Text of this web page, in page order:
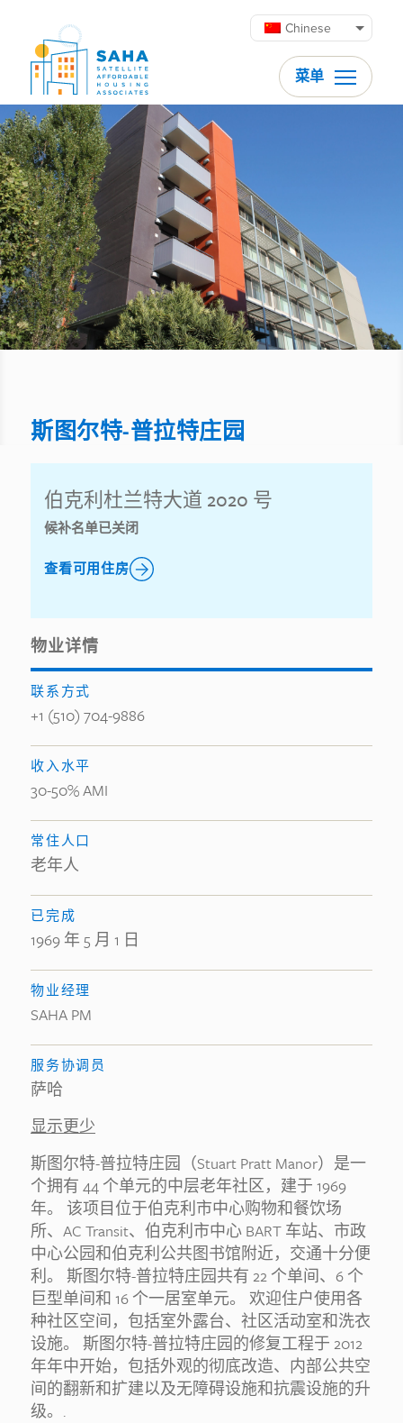
Chinese
菜单
斯图尔特-普拉特庄园
伯克利杜兰特大道 2020 号
候补名单已关闭
查看可用住房
物业详情
联系方式
+1 (510) 704-9886
收入水平
30-50% AMI
常住人口
老年人
已完成
1969 年 5 月 1 日
物业经理
SAHA PM
服务协调员
萨哈
显示更少
斯图尔特-普拉特庄园（Stuart Pratt Manor）是一
个拥有 44 个单元的中层老年社区，建于 1969
年。 该项目位于伯克利市中心购物和餐饮场
所、AC Transit、伯克利市中心 BART 车站、市政
中心公园和伯克利公共图书馆附近，交通十分便
利。 斯图尔特-普拉特庄园共有 22 个单间、6 个
巨型单间和 16 个一居室单元。 欢迎住户使用各
种社区空间，包括室外露台、社区活动室和洗衣
设施。 斯图尔特-普拉特庄园的修复工程于 2012
年年中开始，包括外观的彻底改造、内部公共空
间的翻新和扩建以及无障碍设施和抗震设施的升
级。.